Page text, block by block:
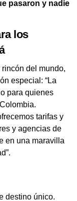
pasaron y nadie
los
del mundo,
especial: “La
para quienes
tarifas y
y agencias de
en una maravilla
destino único.